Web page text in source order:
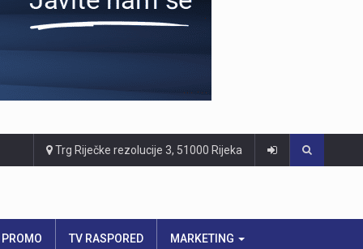
Trg Riječke rezolucije 3, 51000 Rijeka
PROMO TV RASPORED MARKETING